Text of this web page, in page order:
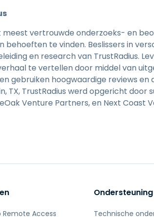
meest vertrouwde onderzoeks- en
behoeften te vinden. Beslissers in
en research van TrustRadius.
te vertellen door middel van
gebruiken hoogwaardige reviews en
TX, TrustRadius werd opgericht
Venture Partners, en Next Coast
Remote Access
Ondersteuning
Technische